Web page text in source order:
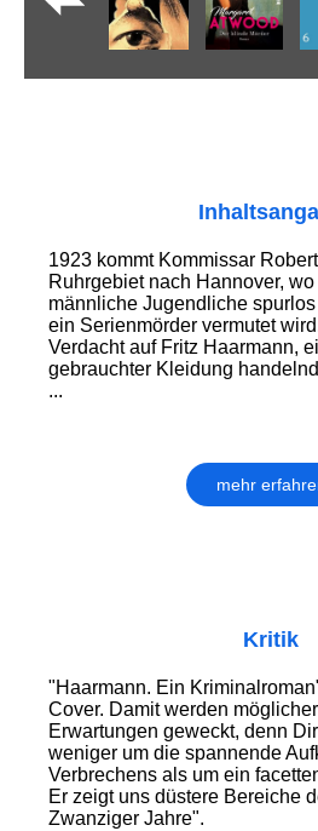
1923 kommt Kommissar
Ruhrgebiet nach Hannover,
männliche Jugendliche
ein Serienmörder vermutet
Verdacht auf Fritz Haarmann,
gebrauchter Kleidung
...
mehr
Kritik
"Haarmann. Ein
Cover. Damit werden
Erwartungen geweckt, denn
weniger um die spannende
Verbrechens als um ein
Er zeigt uns düstere Bereiche
Zwanziger Jahre".